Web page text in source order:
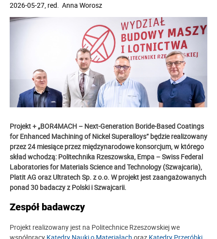
2026-05-27, red. Anna Worosz
Projekt + „BOR4MACH – Next-Generation Boride-Based Coatings
for Enhanced Machining of Nickel Superalloys” będzie realizowany
przez 24 miesiące przez międzynarodowe konsorcjum, w którego
skład wchodzą: Politechnika Rzeszowska, Empa – Swiss Federal
Laboratories for Materials Science and Technology (Szwajcaria),
Platit AG oraz Ultratech Sp. z o.o. W projekt jest zaangażowanych
ponad 30 badaczy z Polski i Szwajcarii.
Zespół badawczy
Projekt realizowany jest na Politechnice Rzeszowskiej we
współpracy Katedry Nauki o Materiałach oraz Katedry Przeróbki